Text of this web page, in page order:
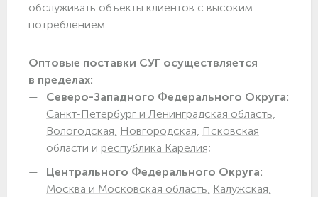
обслуживать объекты клиентов с высоким
потреблением.
Оптовые поставки СУГ осуществляется
в пределах:
Северо-Западного Федерального Округа:
Санкт-Петербург и Ленинградская область,
Вологодская, Новгородская, Псковская
области и республика Карелия;
Центрального Федерального Округа:
Москва и Московская область, Калужская,